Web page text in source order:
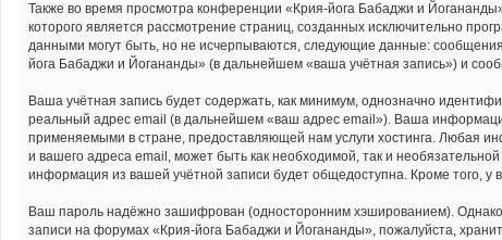
Также во время просмотра конференции «Крия-йога Бабаджи и
которого является рассмотрение страниц, созданных исключительно
данными могут быть, но не исчерпываются, следующие данные:
йога Бабаджи и Йогананды» (в дальнейшем «ваша учётная запись») и
Ваша учётная запись будет содержать, как минимум, однозначно
реальный адрес email (в дальнейшем «ваш адрес email»). Ваша
применяемыми в стране, предоставляющей нам услуги хостинга. Любая
и вашего адреса email, может быть как необходимой, так и
информация из вашей учётной записи будет общедоступна. Кроме того, у
Ваш пароль надёжно зашифрован (односторонним хэшированием). Однако
записи на форумах «Крия-йога Бабаджи и Йогананды», пожалуйста,